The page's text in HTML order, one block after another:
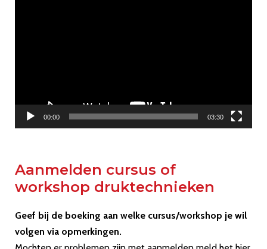
00:00 03:30
Aanmelden cursus of
workshop druktechnieken
Geef bij de boeking aan welke cursus/workshop je wil
volgen via opmerkingen.